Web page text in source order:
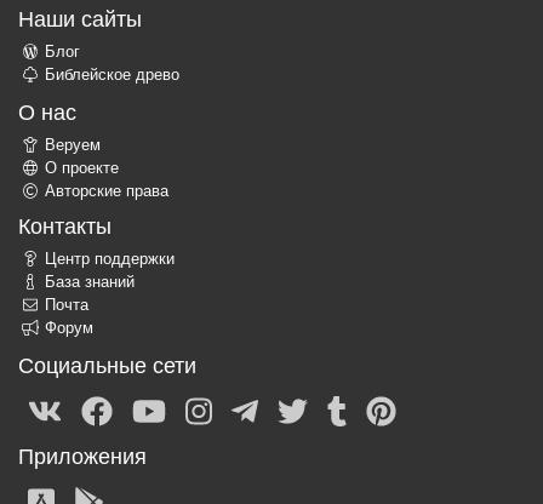
Наши сайты
Блог
Библейское древо
О нас
Веруем
О проекте
Авторские права
Контакты
Центр поддержки
База знаний
Почта
Форум
Социальные сети
Приложения